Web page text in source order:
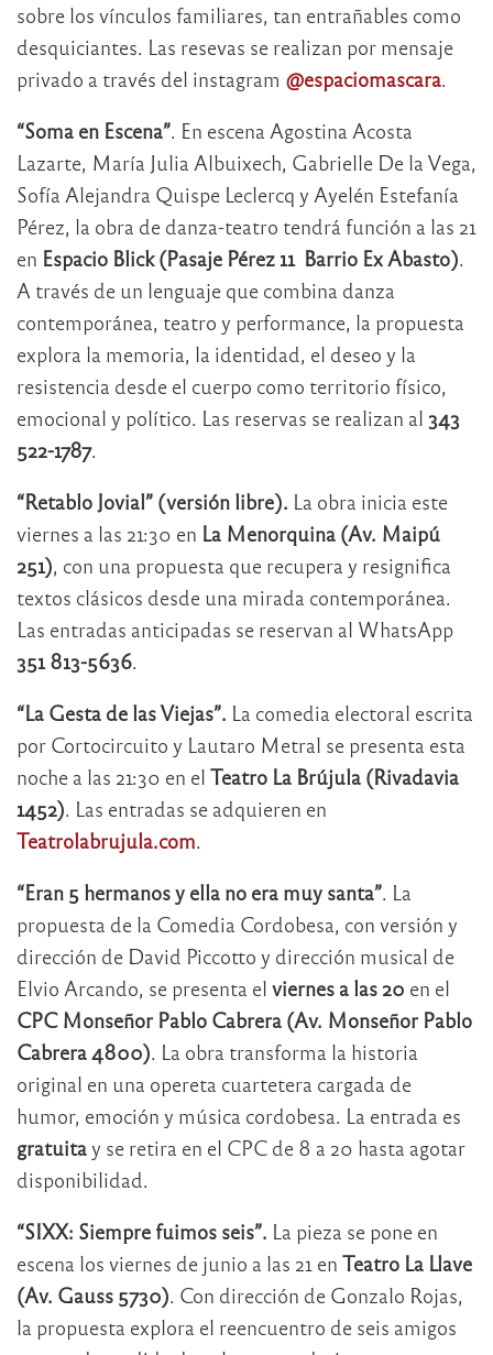
sobre los vínculos familiares, tan entrañables como
desquiciantes. Las resevas se realizan por mensaje
privado a través del instagram @espaciomascara.
“Soma en Escena”. En escena Agostina Acosta
Lazarte, María Julia Albuixech, Gabrielle De la Vega,
Sofía Alejandra Quispe Leclercq y Ayelén Estefanía
Pérez, la obra de danza-teatro tendrá función a las 21
en Espacio Blick (Pasaje Pérez 11 Barrio Ex Abasto).
A través de un lenguaje que combina danza
contemporánea, teatro y performance, la propuesta
explora la memoria, la identidad, el deseo y la
resistencia desde el cuerpo como territorio físico,
emocional y político. Las reservas se realizan al 343
522-1787.
“Retablo Jovial” (versión libre). La obra inicia este
viernes a las 21:30 en La Menorquina (Av. Maipú
251), con una propuesta que recupera y resignifica
textos clásicos desde una mirada contemporánea.
Las entradas anticipadas se reservan al WhatsApp
351 813-5636.
“La Gesta de las Viejas”. La comedia electoral escrita
por Cortocircuito y Lautaro Metral se presenta esta
noche a las 21:30 en el Teatro La Brújula (Rivadavia
1452). Las entradas se adquieren en
Teatrolabrujula.com.
“Eran 5 hermanos y ella no era muy santa”. La
propuesta de la Comedia Cordobesa, con versión y
dirección de David Piccotto y dirección musical de
Elvio Arcando, se presenta el viernes a las 20 en el
CPC Monseñor Pablo Cabrera (Av. Monseñor Pablo
Cabrera 4800). La obra transforma la historia
original en una opereta cuartetera cargada de
humor, emoción y música cordobesa. La entrada es
gratuitay se retira en el CPC de 8 a 20 hasta agotar
disponibilidad.
“SIXX: Siempre fuimos seis”. La pieza se pone en
escena los viernes de junio a las 21 en Teatro La Llave
(Av. Gauss 5730). Con dirección de Gonzalo Rojas,
la propuesta explora el reencuentro de seis amigos